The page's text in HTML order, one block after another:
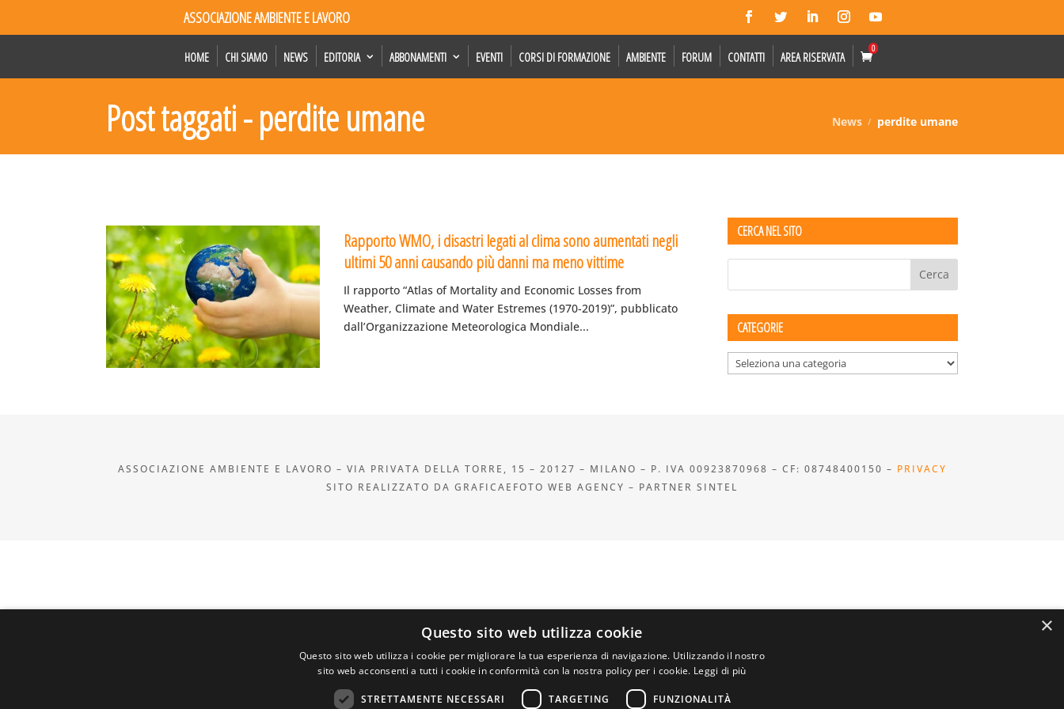
ASSOCIAZIONE AMBIENTE E LAVORO
HOME CHI SIAMO NEWS EDITORIA ABBONAMENTI EVENTI CORSI DI FORMAZIONE AMBIENTE FORUM CONTATTI AREA RISERVATA
0
Post taggati - perdite umane News perdite umane
Rapporto WMO, i disastri legati al clima sono aumentati negli
ultimi 50 anni causando più danni ma meno vittime
Il rapporto “Atlas of Mortality and Economic Losses from
Weather, Climate and Water Estremes (1970-2019)”, pubblicato
dall’Organizzazione Meteorologica Mondiale...
CERCA NEL SITO
CATEGORIE
Categorie
ASSOCIAZIONE AMBIENTE E LAVORO – VIA PRIVATA DELLA TORRE, 15 – 20127 – MILANO – P. IVA 00923870968 – CF: 08748400150 – PRIVACY
SITO REALIZZATO DA GRAFICAEFOTO WEB AGENCY – PARTNER SINTEL
×
Questo sito web utilizza cookie
Questo sito web utilizza i cookie per migliorare la tua esperienza di navigazione. Utilizzando il nostro
sito web acconsenti a tutti i cookie in conformità con la nostra policy per i cookie. Leggi di più
STRETTAMENTE NECESSARI TARGETING FUNZIONALITÀ